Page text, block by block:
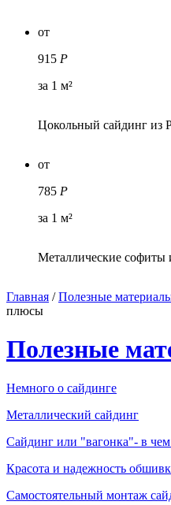
от
915 Р
за 1 м²
Цокольный сайдинг из
от
785 Р
за 1 м²
Металлические софиты
Главная /Полезные
плюсы
Полезные
Немного о сайдинге
Металлический сайдинг
Сайдинг или "вагонка"- в чем
Красота и надежность
Самостоятельный монтаж